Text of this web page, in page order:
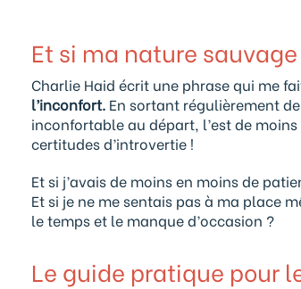
Et si ma nature
Charlie Haid écrit une phrase qui me
l’inconfort. En sortant régulièrement
inconfortable au départ, l’est de
certitudes d’introvertie !
Et si j’avais de moins en moins de
Et si je ne me sentais pas à ma place
le temps et le manque d’occasion ?
Le guide pratique pour